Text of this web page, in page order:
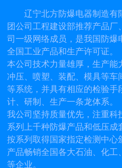
辽宁北方防爆电器制造有
团公司工程建设部推荐产品
司一级网络成员，是我国防爆
全国工业产品和生产许可证。
本公司技术力量雄厚，生产能
冲压、喷塑、装配、模具等车
等系统，并具有相应的检验手
计、研制、生产一条龙体系。
我公司坚持质量优先，注重科
系列上千种防爆产品和低压成
按系列取得国家指定检测中心
产品畅销全国各大石油、化工
等企业。